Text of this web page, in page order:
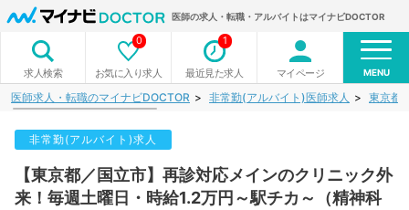
医師の求人・転職・アルバイトはマイナビDOCTOR
求人検索 お気に入り求人
0
最近見た求人
1
マイページ MENU
医師求人・転職のマイナビDOCTOR 非常勤(アルバイト)医師求人 東京都
非常勤(アルバイト)求人
【東京都／国立市】再診対応メインのクリニック外
来！毎週土曜日・時給1.2万円～駅チカ～（精神科